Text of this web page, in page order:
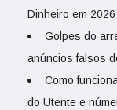
Dinheiro em 2026
Golpes do
anúncios falsos
Como
do Utente e